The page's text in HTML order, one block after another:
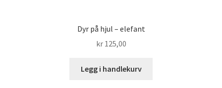
Dyr på hjul – elefant
kr125,00
Legg i handlekurv